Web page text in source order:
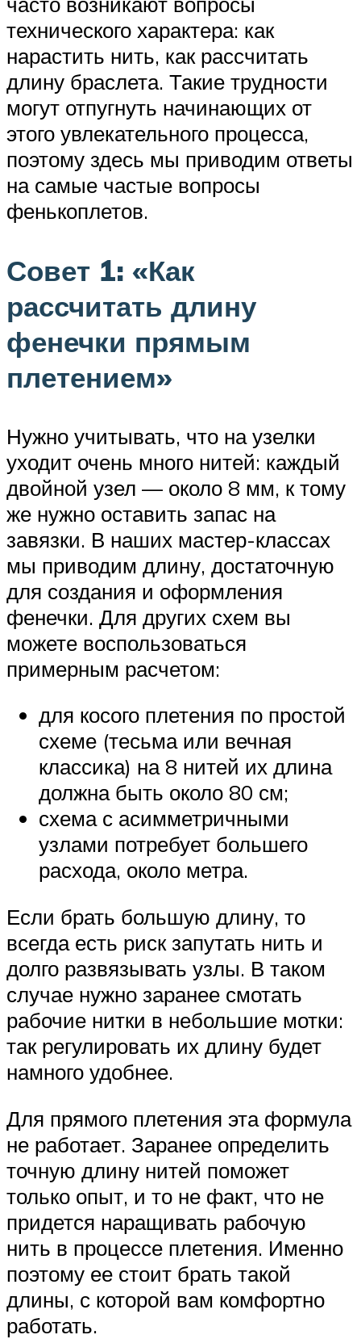
технического характера: как
нарастить нить, как рассчитать
длину браслета. Такие трудности
могут отпугнуть начинающих от
этого увлекательного процесса,
поэтому здесь мы приводим ответы
на самые частые вопросы
фенькоплетов.
Совет 1: «Как
рассчитать длину
фенечки прямым
плетением»
Нужно учитывать, что на узелки
уходит очень много нитей: каждый
двойной узел — около 8 мм, к тому
же нужно оставить запас на
завязки. В наших мастер-классах
мы приводим длину, достаточную
для создания и оформления
фенечки. Для других схем вы
можете воспользоваться
примерным расчетом:
для косого плетения по простой
схеме (тесьма или вечная
классика) на 8 нитей их длина
должна быть около 80 см;
схема с асимметричными
узлами потребует большего
расхода, около метра.
Если брать большую длину, то
всегда есть риск запутать нить и
долго развязывать узлы. В таком
случае нужно заранее смотать
рабочие нитки в небольшие мотки:
так регулировать их длину будет
намного удобнее.
Для прямого плетения эта формула
не работает. Заранее определить
точную длину нитей поможет
только опыт, и то не факт, что не
придется наращивать рабочую
нить в процессе плетения. Именно
поэтому ее стоит брать такой
длины, с которой вам комфортно
работать.